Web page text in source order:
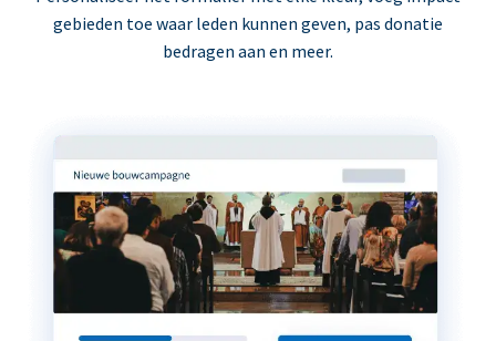
gebieden toe waar leden kunnen geven, pas donatie
bedragen aan en meer.